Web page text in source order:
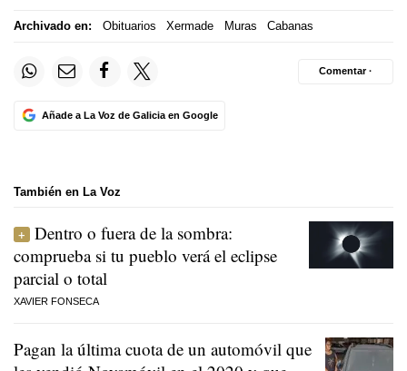
Archivado en: Obituarios Xermade Muras Cabanas
Añade a La Voz de Galicia en Google
Comentar ·
También en La Voz
Dentro o fuera de la sombra:
comprueba si tu pueblo verá el eclipse
parcial o total
XAVIER FONSECA
Pagan la última cuota de un automóvil que